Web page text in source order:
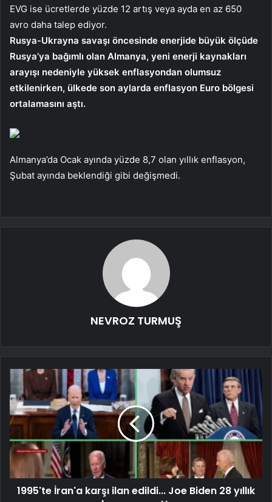
EVG ise ücretlerde yüzde 12 artış veya ayda en az 650
avro daha talep ediyor.
Rusya-Ukrayna savaşı öncesinde enerjide büyük ölçüde
Rusya’ya bağımlı olan Almanya, yeni enerji kaynakları
arayışı nedeniyle yüksek enflasyondan olumsuz
etkilenirken, ülkede son aylarda enflasyon Euro bölgesi
ortalamasını aştı.
Almanya’da Ocak ayında yüzde 8,7 olan yıllık enflasyon,
Şubat ayında beklendiği gibi değişmedi.
NEVROZ TURMUŞ
1995'te İran'a karşı ilan edildi... Joe Biden 28 yıllık